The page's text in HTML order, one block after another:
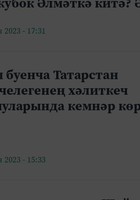
2023 - 17:31
Татарстан
хәлиткеч
кемнәр
2023 - 15:33